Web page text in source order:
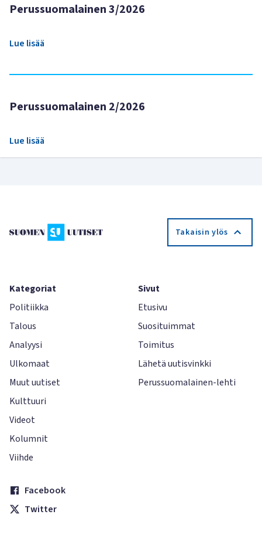
Perussuomalainen 3/2026
Lue lisää
Perussuomalainen 2/2026
Lue lisää
Takaisin ylös
Kategoriat
Politiikka
Talous
Analyysi
Ulkomaat
Muut uutiset
Kulttuuri
Videot
Kolumnit
Viihde
Sivut
Etusivu
Suosituimmat
Toimitus
Lähetä uutisvinkki
Perussuomalainen-lehti
Facebook
Twitter